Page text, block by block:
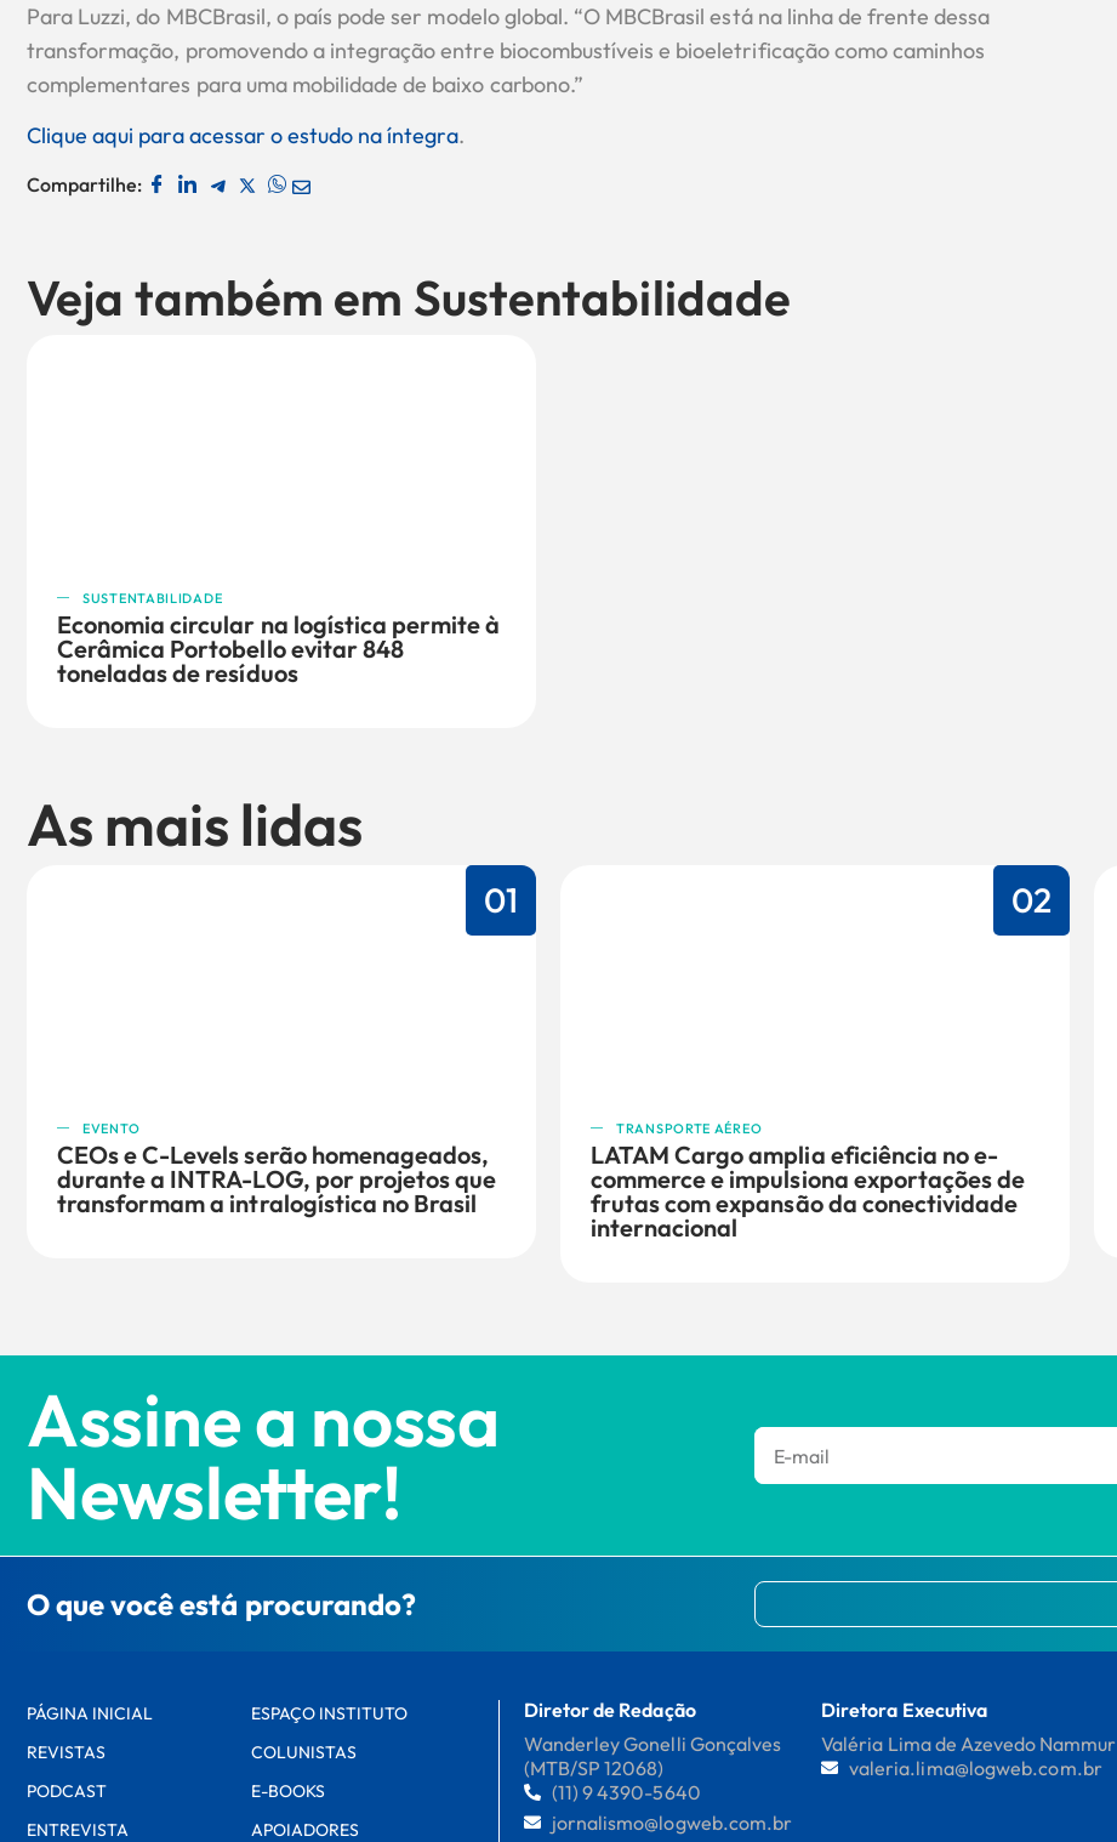
Para Luzzi, do MBCBrasil, o país pode ser modelo global. “O MBCBrasil está na linha de frente dessa
transformação, promovendo a integração entre biocombustíveis e bioeletrificação como caminhos
complementares para uma mobilidade de baixo carbono.”
Clique aqui para acessar o estudo na íntegra.
Compartilhe:
Veja também em Sustentabilidade
SUSTENTABILIDADE
Economia circular na logística permite à
Cerâmica Portobello evitar 848
toneladas de resíduos
As mais lidas
01
EVENTO
CEOs e C-Levels serão homenageados,
durante a INTRA-LOG, por projetos que
transformam a intralogística no Brasil
02
TRANSPORTE AÉREO
LATAM Cargo amplia eficiência no e-
commerce e impulsiona exportações de
frutas com expansão da conectividade
internacional
Assine a nossa
Newsletter!
O que você está procurando?
PÁGINA INICIAL
REVISTAS
PODCAST
ENTREVISTA
ESPAÇO INSTITUTO
COLUNISTAS
E-BOOKS
APOIADORES
Diretor de Redação
Wanderley Gonelli Gonçalves
(MTB/SP 12068)
(11) 9 4390-5640
jornalismo@logweb.com.br
Diretora Executiva
Valéria Lima de Azevedo Nammur
valeria.lima@logweb.com.br